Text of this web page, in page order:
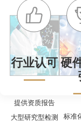
行业认可
提供资质报告
大型研究型检测
硬
标准